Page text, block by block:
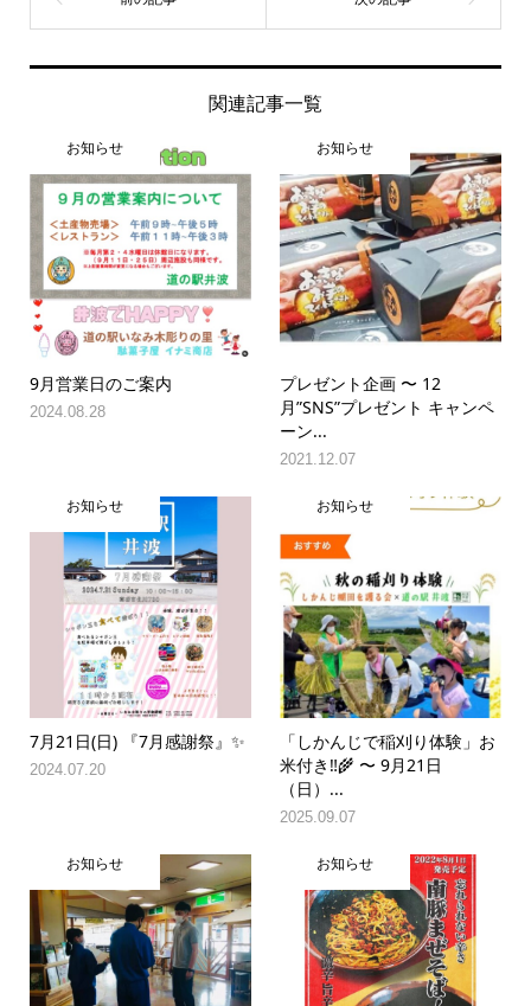
関連記事一覧
お知らせ
9月営業日のご案内
2024.08.28
お知らせ
プレゼント企画 〜 12
月”SNS”プレゼント キャンペ
ーン...
2021.12.07
お知らせ
7月21日(日) 『7月感謝祭』✨
2024.07.20
お知らせ
「しかんじで稲刈り体験」お
米付き‼️🌾 〜 9月21日
（日）...
2025.09.07
お知らせ お知らせ